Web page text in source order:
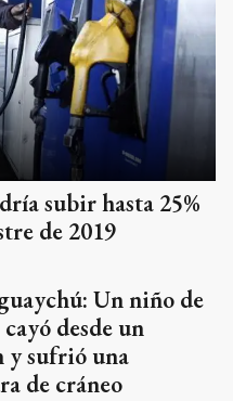
subir hasta 25%
de 2019
Un niño de
cayó desde un
y sufrió una
de cráneo